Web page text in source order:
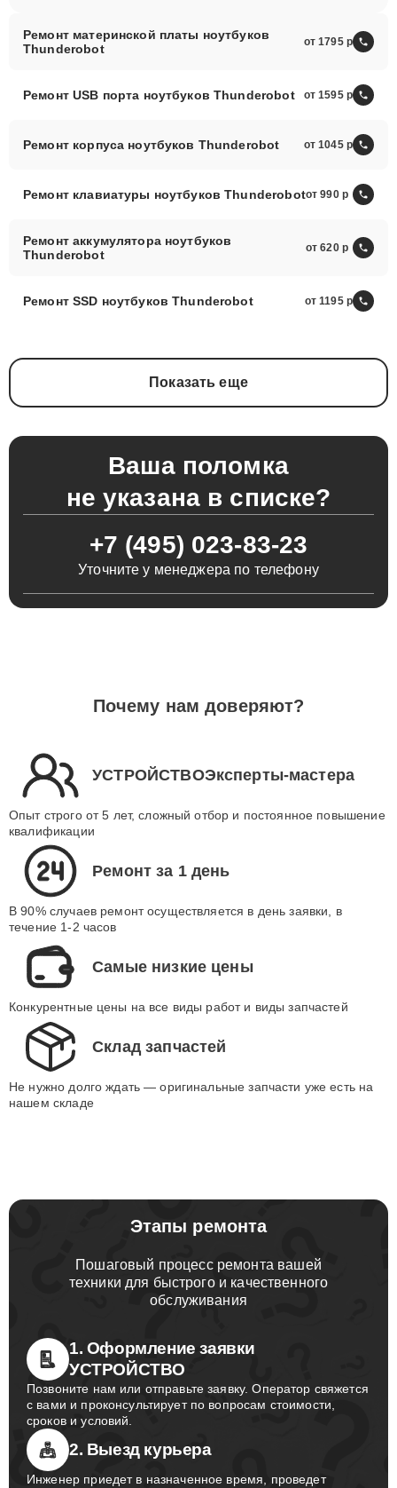
Ремонт материнской платы ноутбуков
Thunderobot
от 1795
Ремонт USB порта ноутбуков Thunderobot от 1595
Ремонт корпуса ноутбуков Thunderobot от 1045
Ремонт клавиатуры ноутбуков Thunderobotот 990
Ремонт аккумулятора ноутбуков
Thunderobot
от 620
Ремонт SSD ноутбуков Thunderobot от 1195
Показать еще
Ваша поломка
не указана в списке?
+7 (495) 023-83-23
Уточните у менеджера по телефону
Почему нам доверяют?
УСТРОЙСТВОЭксперты-мастера
Опыт строго от 5 лет, сложный отбор и постоянное повышение
квалификации
Ремонт за 1 день
В 90% случаев ремонт осуществляется в день заявки, в
течение 1-2 часов
Самые низкие цены
Конкурентные цены на все виды работ и виды запчастей
Склад запчастей
Не нужно долго ждать — оригинальные запчасти уже есть на
нашем складе
Этапы ремонта
Пошаговый процесс ремонта вашей
техники для быстрого и качественного
обслуживания
1. Оформление заявки
УСТРОЙСТВО
Позвоните нам или отправьте заявку. Оператор свяжется
с вами и проконсультирует по вопросам стоимости,
сроков и условий.
2. Выезд курьера
Инженер приедет в назначенное время, проведет